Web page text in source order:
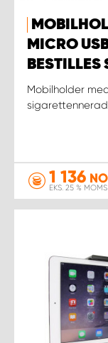
MICRO
Mobilholder
1 136
EKS. 25 % MOMS